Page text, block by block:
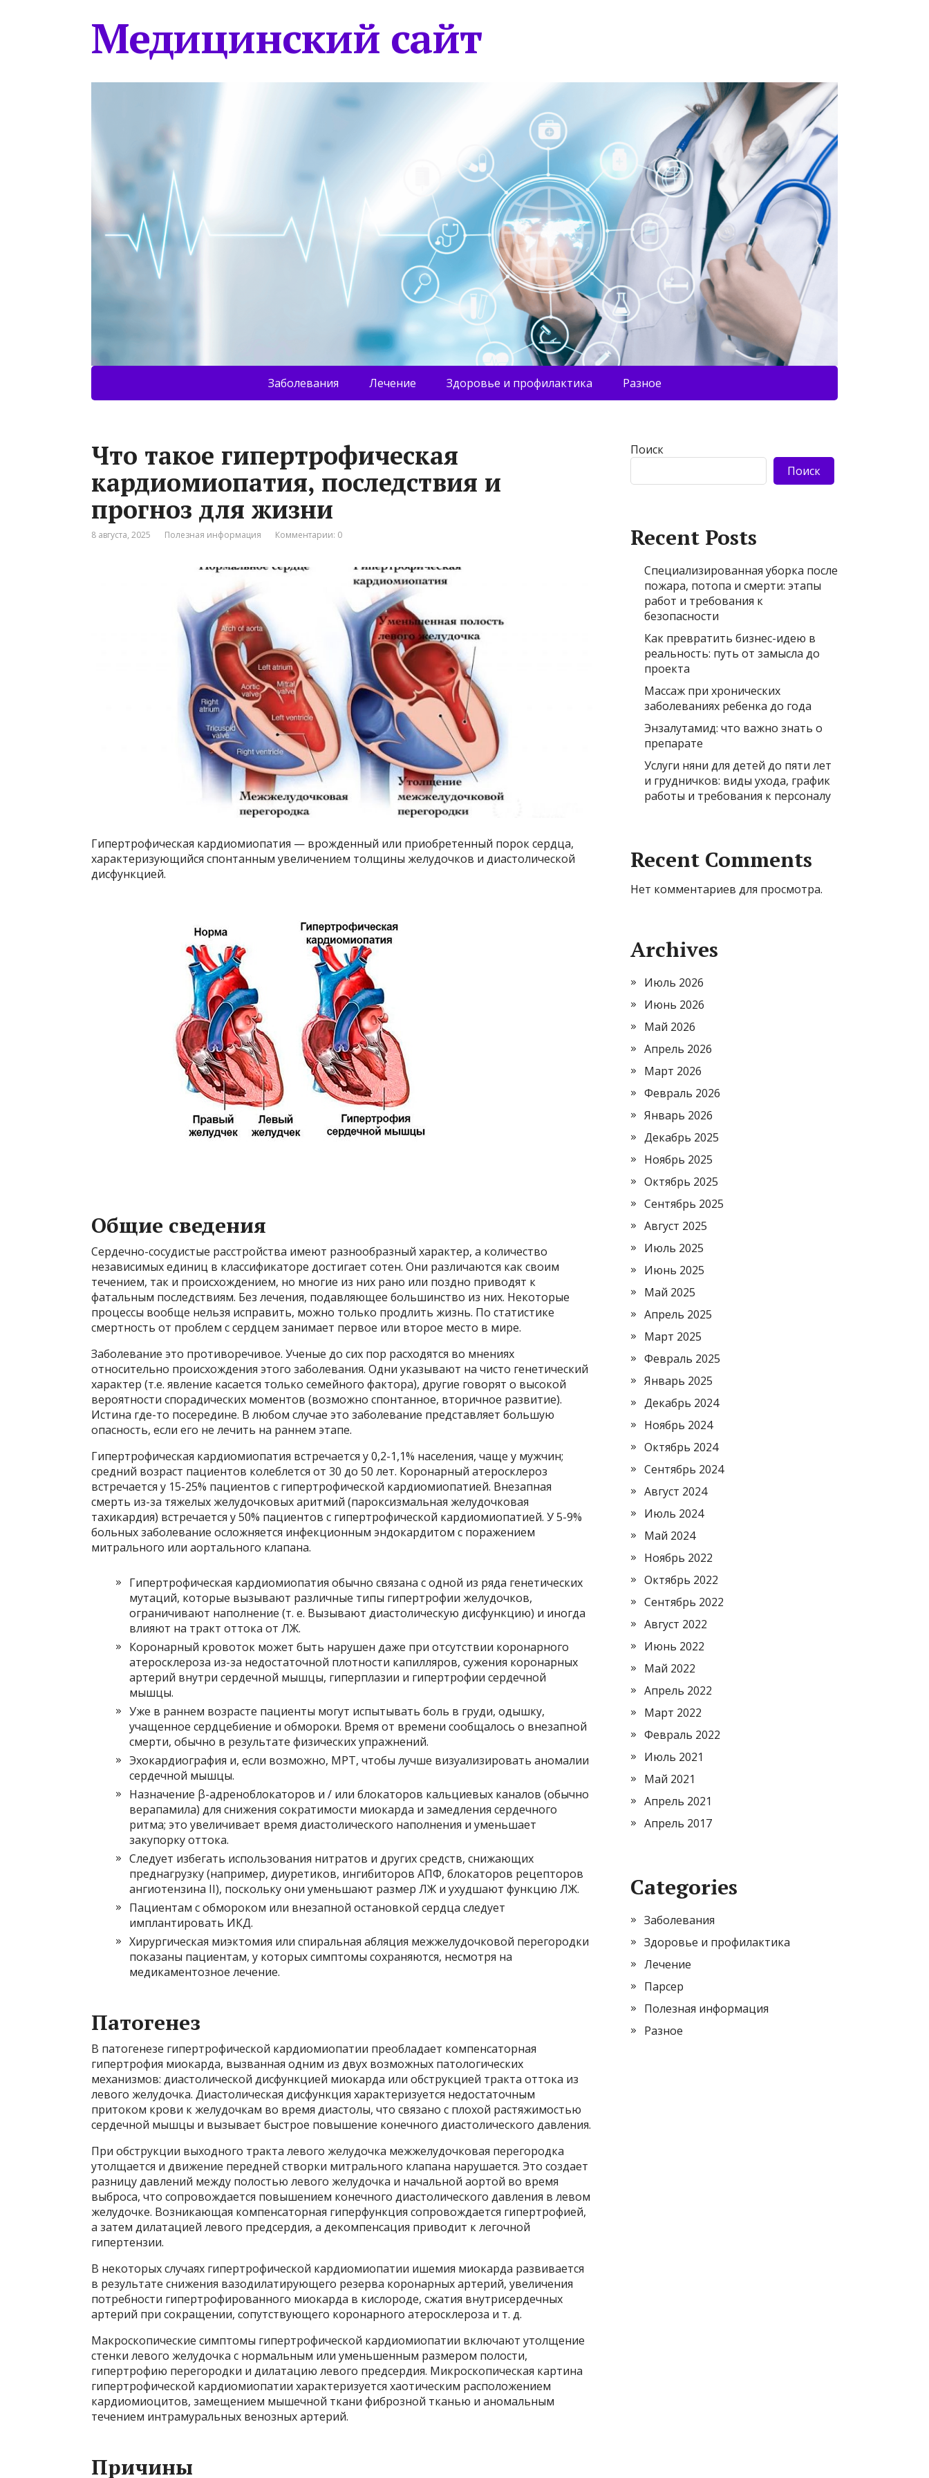
Медицинский сайт
Заболевания Лечение Здоровье и профилактика Разное
Что такое гипертрофическая
кардиомиопатия, последствия и
прогноз для жизни
8 августа, 2025 Полезная информация Комментарии: 0
Гипертрофическая кардиомиопатия — врожденный или приобретенный порок сердца,
характеризующийся спонтанным увеличением толщины желудочков и диастолической
дисфункцией.
Общие сведения
Сердечно-сосудистые расстройства имеют разнообразный характер, а количество
независимых единиц в классификаторе достигает сотен. Они различаются как своим
течением, так и происхождением, но многие из них рано или поздно приводят к
фатальным последствиям. Без лечения, подавляющее большинство из них. Некоторые
процессы вообще нельзя исправить, можно только продлить жизнь. По статистике
смертность от проблем с сердцем занимает первое или второе место в мире.
Заболевание это противоречивое. Ученые до сих пор расходятся во мнениях
относительно происхождения этого заболевания. Одни указывают на чисто генетический
характер (т.е. явление касается только семейного фактора), другие говорят о высокой
вероятности спорадических моментов (возможно спонтанное, вторичное развитие).
Истина где-то посередине. В любом случае это заболевание представляет большую
опасность, если его не лечить на раннем этапе.
Гипертрофическая кардиомиопатия встречается у 0,2-1,1% населения, чаще у мужчин;
средний возраст пациентов колеблется от 30 до 50 лет. Коронарный атеросклероз
встречается у 15-25% пациентов с гипертрофической кардиомиопатией. Внезапная
смерть из-за тяжелых желудочковых аритмий (пароксизмальная желудочковая
тахикардия) встречается у 50% пациентов с гипертрофической кардиомиопатией. У 5-9%
больных заболевание осложняется инфекционным эндокардитом с поражением
митрального или аортального клапана.
Гипертрофическая кардиомиопатия обычно связана с одной из ряда генетических
мутаций, которые вызывают различные типы гипертрофии желудочков,
ограничивают наполнение (т. е. Вызывают диастолическую дисфункцию) и иногда
влияют на тракт оттока от ЛЖ.
Коронарный кровоток может быть нарушен даже при отсутствии коронарного
атеросклероза из-за недостаточной плотности капилляров, сужения коронарных
артерий внутри сердечной мышцы, гиперплазии и гипертрофии сердечной
мышцы.
Уже в раннем возрасте пациенты могут испытывать боль в груди, одышку,
учащенное сердцебиение и обмороки. Время от времени сообщалось о внезапной
смерти, обычно в результате физических упражнений.
Эхокардиография и, если возможно, МРТ, чтобы лучше визуализировать аномалии
сердечной мышцы.
Назначение β-адреноблокаторов и / или блокаторов кальциевых каналов (обычно
верапамила) для снижения сократимости миокарда и замедления сердечного
ритма; это увеличивает время диастолического наполнения и уменьшает
закупорку оттока.
Следует избегать использования нитратов и других средств, снижающих
преднагрузку (например, диуретиков, ингибиторов АПФ, блокаторов рецепторов
ангиотензина II), поскольку они уменьшают размер ЛЖ и ухудшают функцию ЛЖ.
Пациентам с обмороком или внезапной остановкой сердца следует
имплантировать ИКД.
Хирургическая миэктомия или спиральная абляция межжелудочковой перегородки
показаны пациентам, у которых симптомы сохраняются, несмотря на
медикаментозное лечение.
Патогенез
В патогенезе гипертрофической кардиомиопатии преобладает компенсаторная
гипертрофия миокарда, вызванная одним из двух возможных патологических
механизмов: диастолической дисфункцией миокарда или обструкцией тракта оттока из
левого желудочка. Диастолическая дисфункция характеризуется недостаточным
притоком крови к желудочкам во время диастолы, что связано с плохой растяжимостью
сердечной мышцы и вызывает быстрое повышение конечного диастолического давления.
При обструкции выходного тракта левого желудочка межжелудочковая перегородка
утолщается и движение передней створки митрального клапана нарушается. Это создает
разницу давлений между полостью левого желудочка и начальной аортой во время
выброса, что сопровождается повышением конечного диастолического давления в левом
желудочке. Возникающая компенсаторная гиперфункция сопровождается гипертрофией,
а затем дилатацией левого предсердия, а декомпенсация приводит к легочной
гипертензии.
В некоторых случаях гипертрофической кардиомиопатии ишемия миокарда развивается
в результате снижения вазодилатирующего резерва коронарных артерий, увеличения
потребности гипертрофированного миокарда в кислороде, сжатия внутрисердечных
артерий при сокращении, сопутствующего коронарного атеросклероза и т. д.
Макроскопические симптомы гипертрофической кардиомиопатии включают утолщение
стенки левого желудочка с нормальным или уменьшенным размером полости,
гипертрофию перегородки и дилатацию левого предсердия. Микроскопическая картина
гипертрофической кардиомиопатии характеризуется хаотическим расположением
кардиомиоцитов, замещением мышечной ткани фиброзной тканью и аномальным
течением интрамуральных венозных артерий.
Причины
Поиск
Поиск
Recent Posts
Специализированная уборка после
пожара, потопа и смерти: этапы
работ и требования к
безопасности
Как превратить бизнес-идею в
реальность: путь от замысла до
проекта
Массаж при хронических
заболеваниях ребенка до года
Энзалутамид: что важно знать о
препарате
Услуги няни для детей до пяти лет
и грудничков: виды ухода, график
работы и требования к персоналу
Recent Comments
Нет комментариев для просмотра.
Archives
Июль 2026
Июнь 2026
Май 2026
Апрель 2026
Март 2026
Февраль 2026
Январь 2026
Декабрь 2025
Ноябрь 2025
Октябрь 2025
Сентябрь 2025
Август 2025
Июль 2025
Июнь 2025
Май 2025
Апрель 2025
Март 2025
Февраль 2025
Январь 2025
Декабрь 2024
Ноябрь 2024
Октябрь 2024
Сентябрь 2024
Август 2024
Июль 2024
Май 2024
Ноябрь 2022
Октябрь 2022
Сентябрь 2022
Август 2022
Июнь 2022
Май 2022
Апрель 2022
Март 2022
Февраль 2022
Июль 2021
Май 2021
Апрель 2021
Апрель 2017
Categories
Заболевания
Здоровье и профилактика
Лечение
Парсер
Полезная информация
Разное